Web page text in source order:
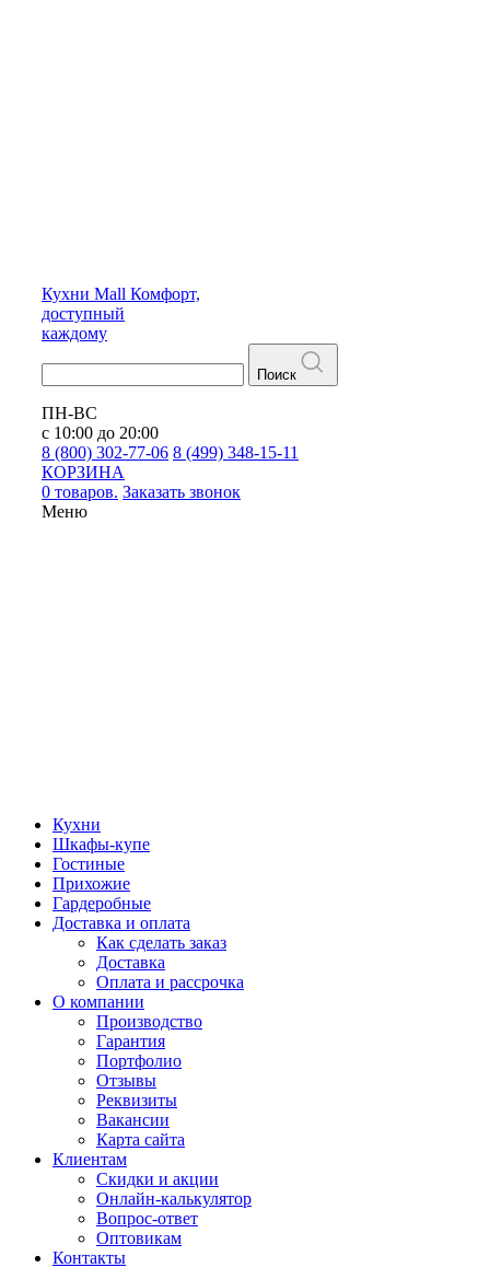
Кухни Mall Комфорт,
доступный
каждому
Поиск
ПН-ВС
с 10:00 до 20:00
8 (800) 302-77-06 8 (499) 348-15-11
КОРЗИНА
0 товаров. Заказать звонок
Меню
Кухни
Шкафы-купе
Гостиные
Прихожие
Гардеробные
Доставка и оплата
Как сделать заказ
Доставка
Оплата и рассрочка
О компании
Производство
Гарантия
Портфолио
Отзывы
Реквизиты
Вакансии
Карта сайта
Клиентам
Скидки и акции
Онлайн-калькулятор
Вопрос-ответ
Оптовикам
Контакты